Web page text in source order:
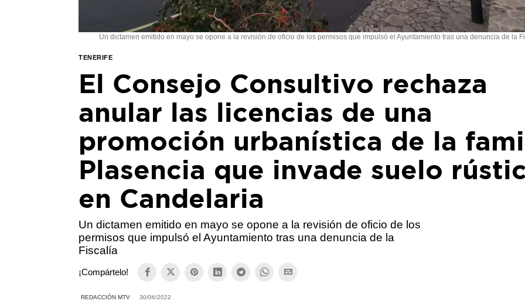
Un dictamen emitido en mayo se opone a la revisión de oficio de los permisos que impulsó el Ayuntamiento tras una denuncia de la
TENERIFE
El Consejo Consultivo rechaza
anular las licencias de una
promoción urbanística de la
Plasencia que invade suelo
en Candelaria
Un dictamen emitido en mayo se opone a la revisión de oficio de los
permisos que impulsó el Ayuntamiento tras una denuncia de la
Fiscalía
¡Compártelo!
REDACCIÓN MTV 30/06/2022